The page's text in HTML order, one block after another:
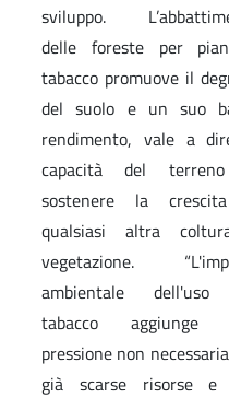
sviluppo.
delle foreste per
tabacco promuove il
del suolo e un suo
rendimento, vale a
capacità del
sostenere la
qualsiasi altra
vegetazione.
ambientale dell'uso
tabacco aggiunge
pressione non
già scarse risorse e